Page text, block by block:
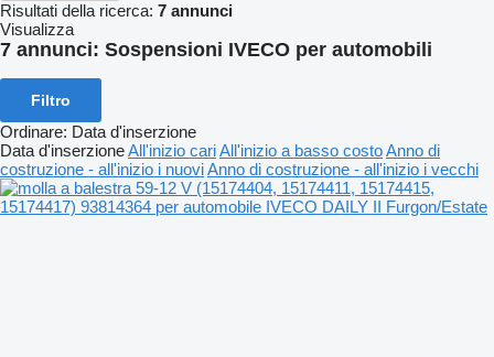
Risultati della ricerca: 7 annunci
Visualizza
7 annunci: Sospensioni IVECO per automobili
Filtro
Ordinare: Data d'inserzione
Data d'inserzioneAll'inizio cariAll'inizio a basso costoAnno di
costruzione - all'inizio i nuoviAnno di costruzione - all'inizio i vecchi